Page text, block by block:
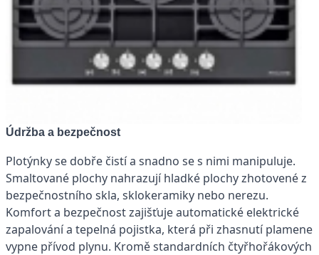
Údržba a bezpečnost
Plotýnky se dobře čistí a snadno se s nimi manipuluje.
Smaltované plochy nahrazují hladké plochy zhotovené z
bezpečnostního skla, sklokeramiky nebo nerezu.
Komfort a bezpečnost zajišťuje automatické elektrické
zapalování a tepelná pojistka, která při zhasnutí plamene
vypne přívod plynu. Kromě standardních čtyřhořákových